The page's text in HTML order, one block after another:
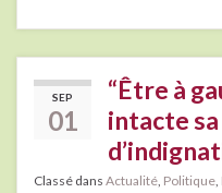
SEP
01
“Être à
intacte
Classé dans Actualité Politique